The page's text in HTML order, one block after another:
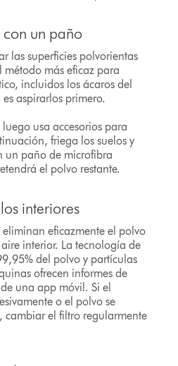
con un paño
las superficies polvorientas
más eficaz para
incluidos los ácaros del
es aspirarlos primero.
usa accesorios para
friega los suelos y
un paño de microfibra
el polvo restante.
interiores
eliminan eficazmente el polvo
interior. La tecnología de
del polvo y partículas
ofrecen informes de
una app móvil. Si el
o el polvo se
cambiar el filtro regularmente